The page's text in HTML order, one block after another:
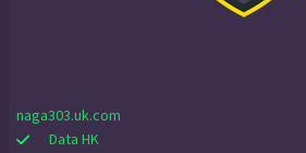
naga303.uk.com
Data HK